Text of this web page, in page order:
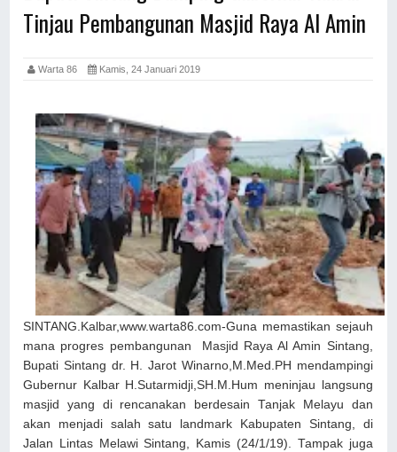
Tinjau Pembangunan Masjid Raya Al Amin
Warta 86 Kamis, 24 Januari 2019
SINTANG.Kalbar,www.warta86.com-Guna memastikan sejauh
mana progres pembangunan Masjid Raya Al Amin Sintang,
Bupati Sintang dr. H. Jarot Winarno,M.Med.PH mendampingi
Gubernur Kalbar H.Sutarmidji,SH.M.Hum meninjau langsung
masjid yang di rencanakan berdesain Tanjak Melayu dan
akan menjadi salah satu landmark Kabupaten Sintang, di
Jalan Lintas Melawi Sintang, Kamis (24/1/19). Tampak juga